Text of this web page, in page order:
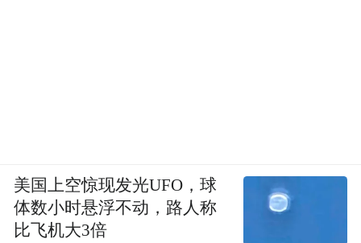
美国上空惊现发光UFO，球
体数小时悬浮不动，路人称
比飞机大3倍